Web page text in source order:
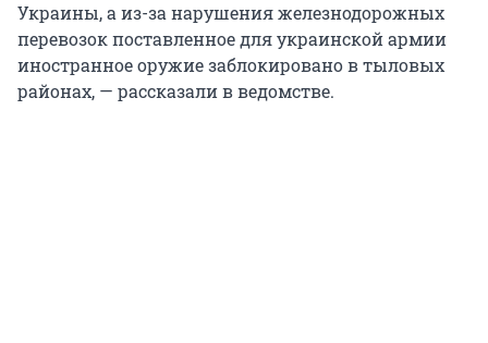
Украины, а из-за нарушения железнодорожных
перевозок поставленное для украинской армии
иностранное оружие заблокировано в тыловых
районах, — рассказали в ведомстве.